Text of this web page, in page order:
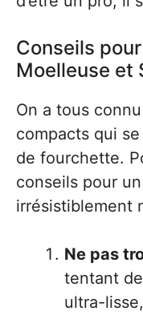
Conseils
Moelleuse et
On a tous
compacts qui
de fourchette.
conseils pour un
irrésistiblement
Ne pas
tentant
ultra-